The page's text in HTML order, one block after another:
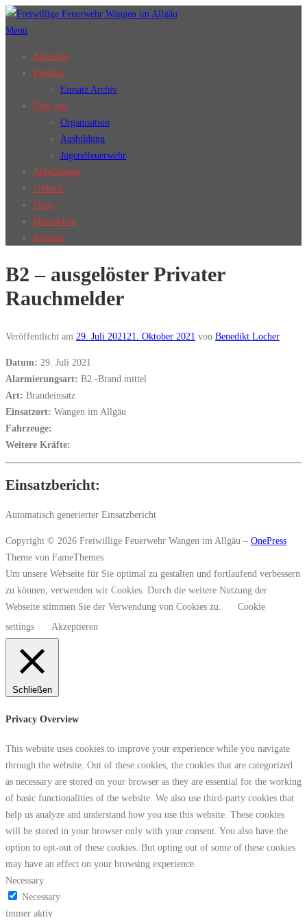
Zum
Inhalt
Menü
Aktuelles
Einsätze
Einsatz Archiv
Über uns
Organisation
Ausbildung
Jugendfeuerwehr
Abteilungen
Technik
Tipps
Mitmachen
Kontakt
B2 – ausgelöster Privater
Rauchmelder
Veröffentlicht am 29. Juli 202121. Oktober 2021 von Benedikt Locher
Datum: 29. Juli 2021
Alarmierungsart: B2 -Brand mittel
Art: Brandeinsatz
Einsatzort: Wangen im Allgäu
Fahrzeuge:
Weitere Kräfte:
Einsatzbericht:
Automatisch generierter Einsatzbericht
Copyright © 2026 Freiwillige Feuerwehr Wangen im Allgäu – OnePress
Theme von FameThemes
Um unsere Webseite für Sie optimal zu gestalten und fortlaufend verbessern
zu können, verwenden wir Cookies. Durch die weitere Nutzung der
Webseite stimmen Sie der Verwendung von Cookies zu.
Cookie
settings
Akzeptieren
Schließen
Privacy Overview
This website uses cookies to improve your experience while you navigate
through the website. Out of these cookies, the cookies that are categorized
as necessary are stored on your browser as they are essential for the working
of basic functionalities of the website. We also use third-party cookies that
help us analyze and understand how you use this website. These cookies
will be stored in your browser only with your consent. You also have the
option to opt-out of these cookies. But opting out of some of these cookies
may have an effect on your browsing experience.
Necessary
Necessary
immer aktiv